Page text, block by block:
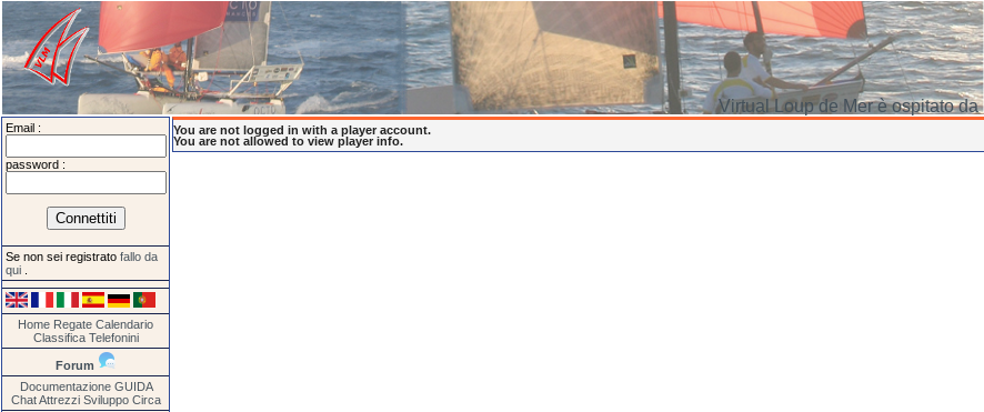
Virtual Loup de Mer è ospitato da
Email :
password :
Se non sei registrato fallo da
qui
Home Regate Calendario
Classifica Telefonini
Forum
Documentazione GUIDA
Chat Attrezzi Sviluppo Circa
You are not logged in with a player account.
You are not allowed to view player info.